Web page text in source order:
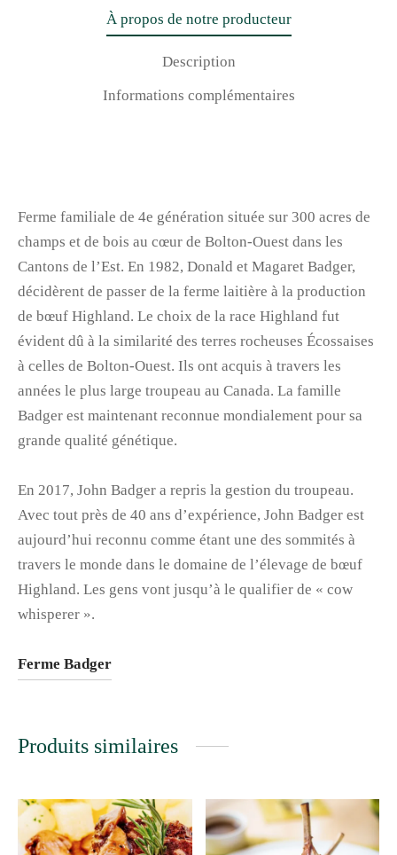
À propos de notre producteur
Description
Informations complémentaires
Ferme familiale de 4e génération située sur 300 acres de
champs et de bois au cœur de Bolton-Ouest dans les
Cantons de l’Est. En 1982, Donald et Magaret Badger,
décidèrent de passer de la ferme laitière à la production
de bœuf Highland. Le choix de la race Highland fut
évident dû à la similarité des terres rocheuses Écossaises
à celles de Bolton-Ouest. Ils ont acquis à travers les
années le plus large troupeau au Canada. La famille
Badger est maintenant reconnue mondialement pour sa
grande qualité génétique.
En 2017, John Badger a repris la gestion du troupeau.
Avec tout près de 40 ans d’expérience, John Badger est
aujourd’hui reconnu comme étant une des sommités à
travers le monde dans le domaine de l’élevage de bœuf
Highland. Les gens vont jusqu’à le qualifier de « cow
whisperer ».
Ferme Badger
Produits similaires